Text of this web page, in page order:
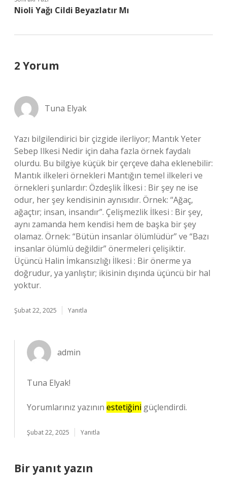
Nioli Yağı Cildi Beyazlatır Mı
2 Yorum
Tuna Elyak
Yazı bilgilendirici bir çizgide ilerliyor; Mantık Yeter
Sebep Ilkesi Nedir için daha fazla örnek faydalı
olurdu. Bu bilgiye küçük bir çerçeve daha eklenebilir:
Mantık ilkeleri örnekleri Mantığın temel ilkeleri ve
örnekleri şunlardır: Özdeşlik İlkesi : Bir şey ne ise
odur, her şey kendisinin aynısıdır. Örnek: “Ağaç,
ağaçtır; insan, insandır”. Çelişmezlik İlkesi : Bir şey,
aynı zamanda hem kendisi hem de başka bir şey
olamaz. Örnek: “Bütün insanlar ölümlüdür” ve “Bazı
insanlar ölümlü değildir” önermeleri çelişiktir.
Üçüncü Halin İmkansızlığı İlkesi : Bir önerme ya
doğrudur, ya yanlıştır; ikisinin dışında üçüncü bir hal
yoktur.
Şubat 22, 2025 Yanıtla
admin
Tuna Elyak!
Yorumlarınız yazının estetiğini güçlendirdi.
Şubat 22, 2025 Yanıtla
Bir yanıt yazın